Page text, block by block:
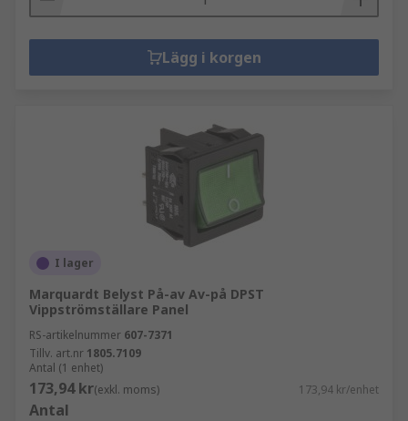
Lägg i korgen
I lager
Marquardt Belyst På-av Av-på DPST
Vippströmställare Panel
RS-artikelnummer 607-7371
Tillv. art.nr 1805.7109
Antal (1 enhet)
173,94 kr(exkl. moms) 173,94 kr/enhet
Antal